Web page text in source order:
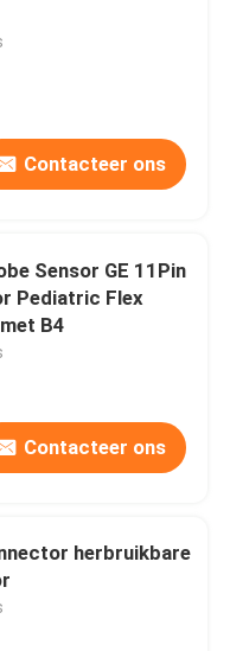
Contacteer ons
Sensor GE 11Pin
Pediatric Flex
B4
Contacteer ons
herbruikbare